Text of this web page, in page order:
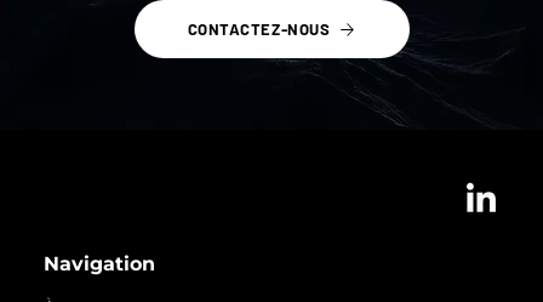
CONTACTEZ-NOUS
Navigation